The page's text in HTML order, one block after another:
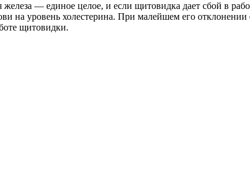
— единое целое, и если щитовидка дает сбой в
на уровень холестерина. При малейшем его
щитовидки.